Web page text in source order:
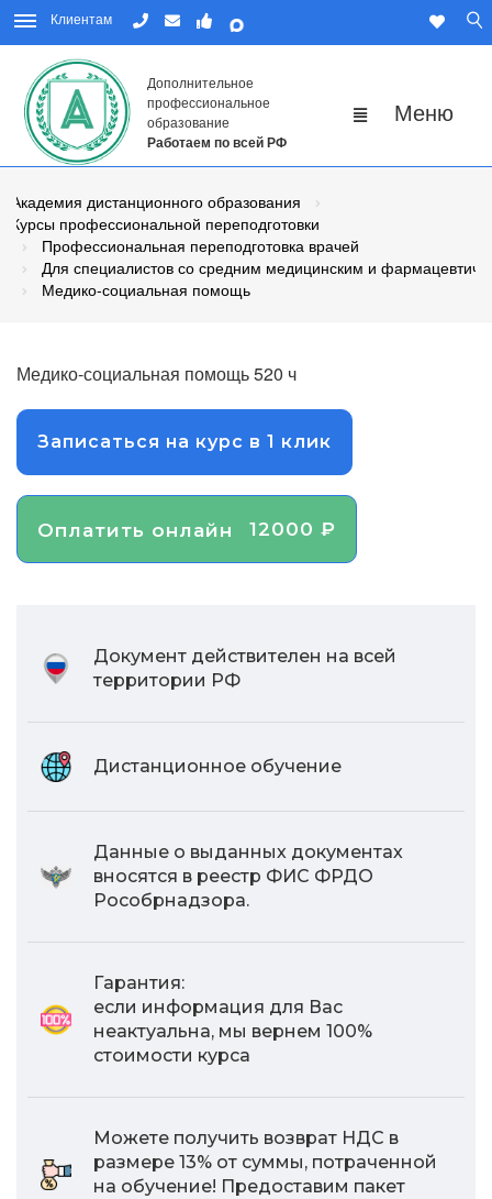
Клиентам
Дополнительное
профессиональное
образование
Работаем по всей РФ
Академия дистанционного образования
Курсы профессиональной переподготовки
Профессиональная переподготовка врачей
Для специалистов со средним медицинским и
Медико-социальная помощь
Медико-социальная помощь 520 ч
Записаться на курс в 1 клик
Оплатить онлайн 12000 ₽
Документ действителен на всей
территории РФ
Дистанционное обучение
Данные о выданных документах
вносятся в реестр ФИС ФРДО
Рособрнадзора.
Гарантия:
если информация для Вас
неактуальна, мы вернем 100%
стоимости курса
Можете получить возврат НДС в
размере 13% от суммы, потраченной
на обучение! Предоставим пакет